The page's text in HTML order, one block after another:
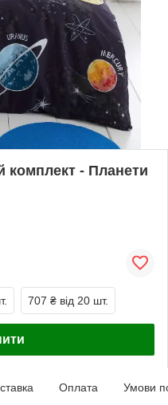
комплект - Планети
707 ₴ від 20 шт.
Оплата Умови